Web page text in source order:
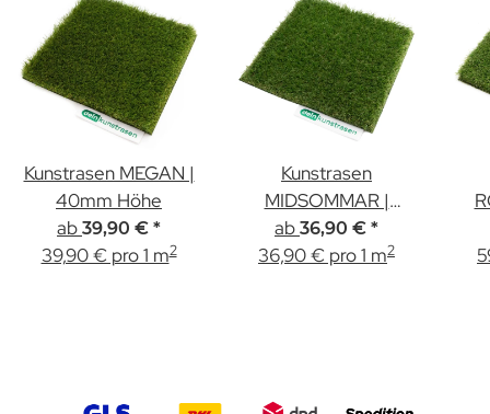
Kunstrasen MEGAN |
40mm Höhe
ab 39,90 € *
39,90 € pro 1 m2
Kunstrasen
MIDSOMMAR |
40mm Höhe
ab 36,90 € *
36,90 € pro 1 m2